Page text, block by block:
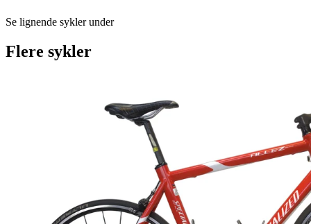
Se lignende sykler under
Flere sykler